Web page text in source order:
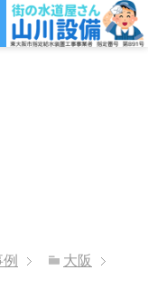
大阪